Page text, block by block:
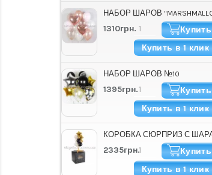
1310грн.
Купить
Купить в 1 клик
НАБОР ШАРОВ №10
1395грн.
Купить
Купить в 1 клик
2335грн.
Купить
Купить в 1 клик